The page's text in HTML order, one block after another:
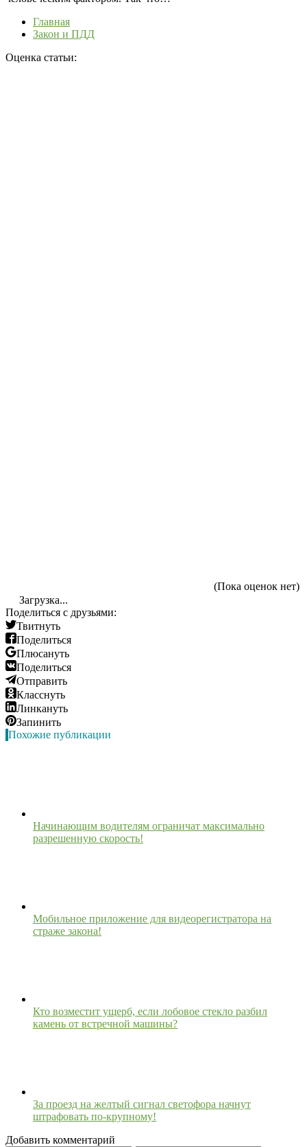
Главная
Закон и ПДД
Оценка статьи:
(Пока оценок нет)
Загрузка...
Поделиться с друзьями:
Твитнуть
Поделиться
Плюсануть
Поделиться
Отправить
Класснуть
Линкануть
Запинить
Похожие публикации
Начинающим водителям ограничат максимально
разрешенную скорость!
Мобильное приложение для видеорегистратора на
страже закона!
Кто возместит ущерб, если лобовое стекло разбил
камень от встречной машины?
За проезд на желтый сигнал светофора начнут
штрафовать по-крупному!
Добавить комментарий